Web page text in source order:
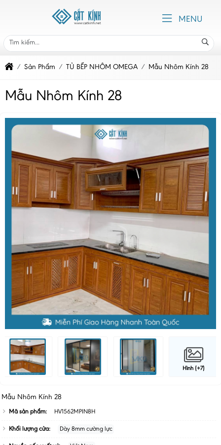
MENU
Sản Phẩm TỦ BẾP NHÔM OMEGA Mẫu Nhôm Kính 28
Mẫu Nhôm Kính 28
Hình (+7)
Mẫu Nhôm Kính 28
Mã sản phẩm: HV1562MPIN8H
Khối lượng cửa: Dày 8mm cường lực